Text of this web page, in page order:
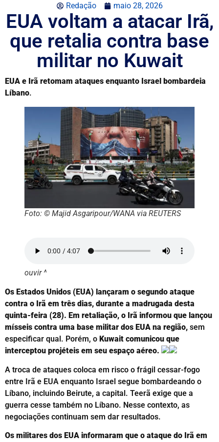
Redação maio 28, 2026
EUA voltam a atacar Irã,
que retalia contra base
militar no Kuwait
EUA e Irã retomam ataques enquanto Israel bombardeia
Líbano.
Foto: © Majid Asgaripour/WANA via REUTERS
ouvir ^
Os Estados Unidos (EUA) lançaram o segundo ataque
contra o Irã em três dias, durante a madrugada desta
quinta-feira (28). Em retaliação, o Irã informou que lançou
mísseis contra uma base militar dos EUA na região, sem
especificar qual. Porém, o Kuwait comunicou que
interceptou projéteis em seu espaço aéreo.
A troca de ataques coloca em risco o frágil cessar-fogo
entre Irã e EUA enquanto Israel segue bombardeando o
Líbano, incluindo Beirute, a capital. Teerã exige que a
guerra cesse também no Líbano. Nesse contexto, as
negociações continuam sem dar resultados.
Os militares dos EUA informaram que o ataque do Irã em